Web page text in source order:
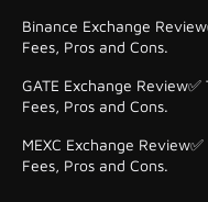
Binance Exchange
Fees, Pros and Cons.
GATE Exchange
Fees, Pros and Cons.
MEXC Exchange
Fees, Pros and Cons.